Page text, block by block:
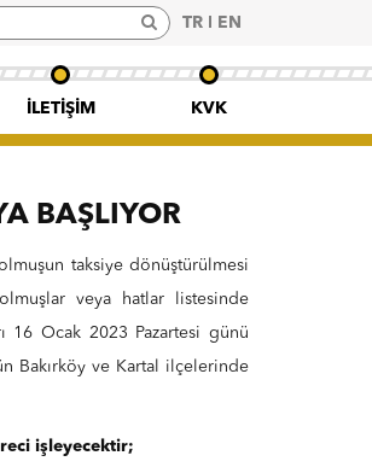
TR EN
İLETIŞIM KVK
BAŞLIYOR
taksiye dönüştürülmesi
veya hatlar listesinde
16 Ocak 2023 Pazartesi günü
Bakırköy ve Kartal ilçelerinde
işleyecektir;